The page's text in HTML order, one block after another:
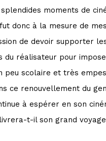
moments de
donc à la mesure de
de devoir supporter
du réalisateur pour
peu scolaire et très
ce renouvellement du
à espérer en son
t-il son grand